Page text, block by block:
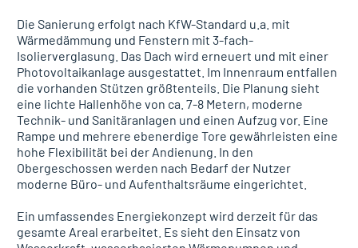
Die Sanierung erfolgt nach KfW-Standard u.a. mit
Wärmedämmung und Fenstern mit 3-fach-
Isolierverglasung. Das Dach wird erneuert und mit einer
Photovoltaikanlage ausgestattet. Im Innenraum entfallen
die vorhanden Stützen größtenteils. Die Planung sieht
eine lichte Hallenhöhe von ca. 7-8 Metern, moderne
Technik- und Sanitäranlagen und einen Aufzug vor. Eine
Rampe und mehrere ebenerdige Tore gewährleisten eine
hohe Flexibilität bei der Andienung. In den
Obergeschossen werden nach Bedarf der Nutzer
moderne Büro- und Aufenthaltsräume eingerichtet.
Ein umfassendes Energiekonzept wird derzeit für das
gesamte Areal erarbeitet. Es sieht den Einsatz von